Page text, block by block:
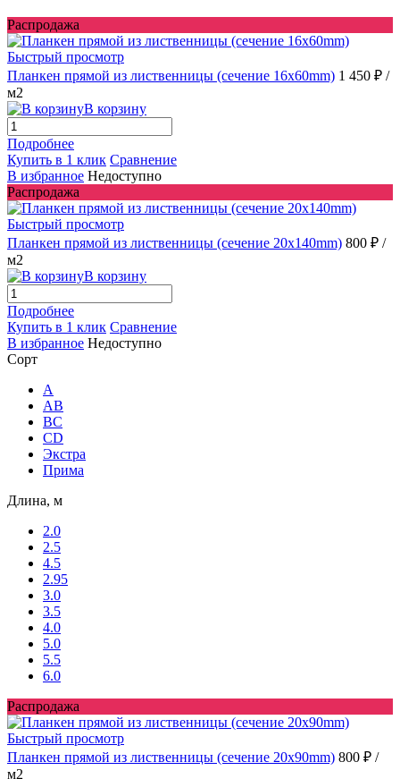
Распродажа
Быстрый просмотр
Планкен прямой из лиственницы (сечение 16х60mm) 1 450 ₽ /
м2
В корзину
Подробнее
Купить в 1 клик Сравнение
В избранное Недоступно
Распродажа
Быстрый просмотр
Планкен прямой из лиственницы (сечение 20х140mm) 800 ₽ /
м2
В корзину
Подробнее
Купить в 1 клик Сравнение
В избранное Недоступно
Сорт
A
AB
ВС
CD
Экстра
Прима
Длина, м
2.0
2.5
4.5
2.95
3.0
3.5
4.0
5.0
5.5
6.0
Распродажа
Быстрый просмотр
Планкен прямой из лиственницы (сечение 20х90mm) 800 ₽ /
м2